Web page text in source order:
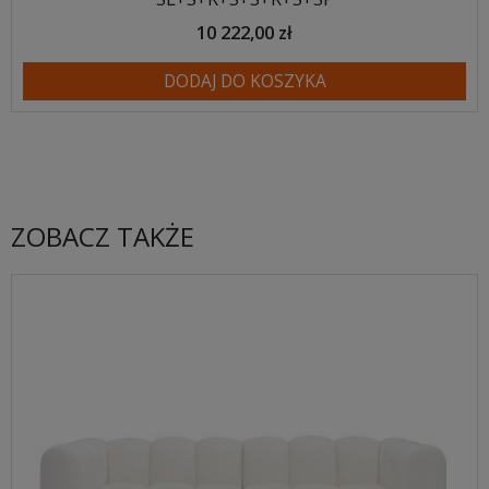
10 222,00 zł
DODAJ DO KOSZYKA
ZOBACZ TAKŻE